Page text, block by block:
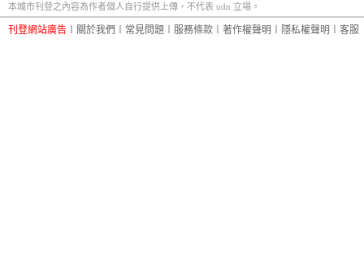
本城市刊登之內容為作者個人自行提供上傳，不代表 udn 立場。
刊登網站廣告 關於我們 常見問題 服務條款 著作權聲明 隱私權聲明 客服